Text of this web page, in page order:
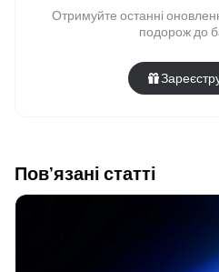
Отримуйте останні
подорож до
Пов’язані статті